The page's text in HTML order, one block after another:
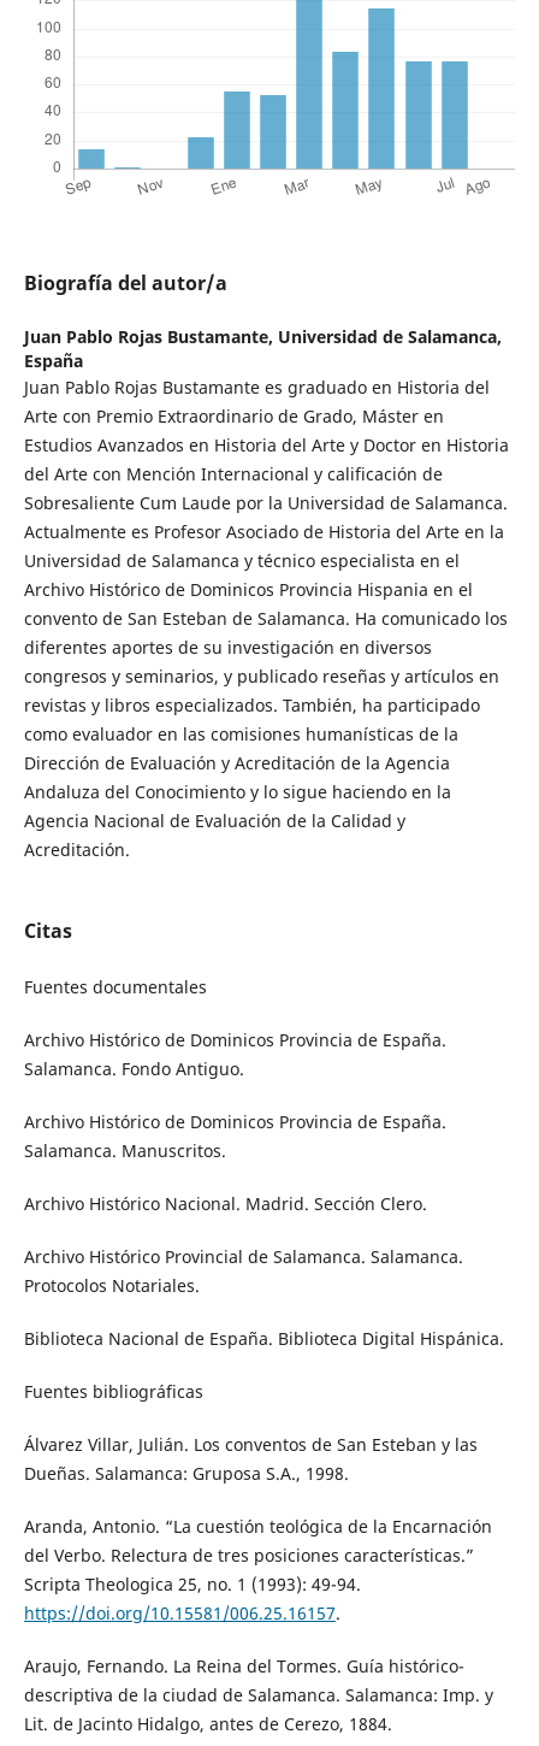
Biografía del autor/a
Juan Pablo Rojas Bustamante, Universidad de Salamanca,
España
Juan Pablo Rojas Bustamante es graduado en Historia del
Arte con Premio Extraordinario de Grado, Máster en
Estudios Avanzados en Historia del Arte y Doctor en Historia
del Arte con Mención Internacional y calificación de
Sobresaliente Cum Laude por la Universidad de Salamanca.
Actualmente es Profesor Asociado de Historia del Arte en la
Universidad de Salamanca y técnico especialista en el
Archivo Histórico de Dominicos Provincia Hispania en el
convento de San Esteban de Salamanca. Ha comunicado los
diferentes aportes de su investigación en diversos
congresos y seminarios, y publicado reseñas y artículos en
revistas y libros especializados. También, ha participado
como evaluador en las comisiones humanísticas de la
Dirección de Evaluación y Acreditación de la Agencia
Andaluza del Conocimiento y lo sigue haciendo en la
Agencia Nacional de Evaluación de la Calidad y
Acreditación.
Citas
Fuentes documentales
Archivo Histórico de Dominicos Provincia de España.
Salamanca. Fondo Antiguo.
Archivo Histórico de Dominicos Provincia de España.
Salamanca. Manuscritos.
Archivo Histórico Nacional. Madrid. Sección Clero.
Archivo Histórico Provincial de Salamanca. Salamanca.
Protocolos Notariales.
Biblioteca Nacional de España. Biblioteca Digital Hispánica.
Fuentes bibliográficas
Álvarez Villar, Julián. Los conventos de San Esteban y las
Dueñas. Salamanca: Gruposa S.A., 1998.
Aranda, Antonio. “La cuestión teológica de la Encarnación
del Verbo. Relectura de tres posiciones características.”
Scripta Theologica 25, no. 1 (1993): 49-94.
https://doi.org/10.15581/006.25.16157.
Araujo, Fernando. La Reina del Tormes. Guía histórico-
descriptiva de la ciudad de Salamanca. Salamanca: Imp. y
Lit. de Jacinto Hidalgo, antes de Cerezo, 1884.